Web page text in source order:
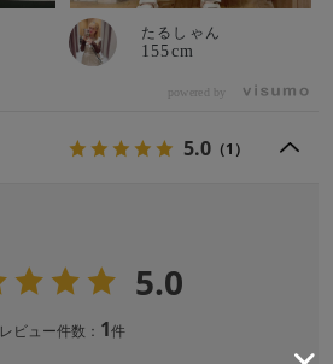
たるしゃん
155cm
powered by
5.0 （1）
5.0
レビュー件数： 1件